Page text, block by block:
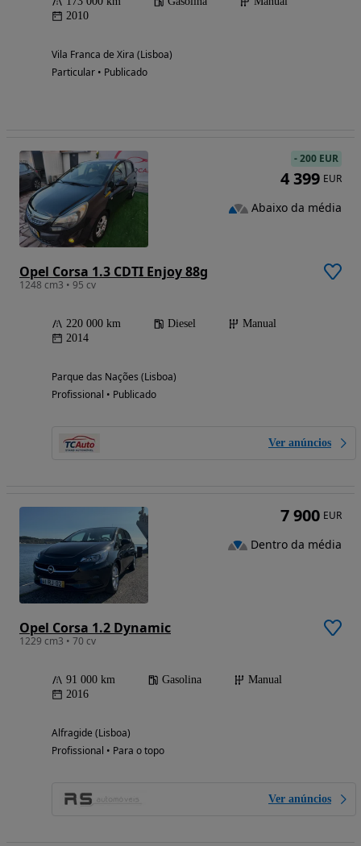
2010
Vila Franca de Xira (Lisboa)
Particular • Publicado
Opel Corsa 1.3 CDTI Enjoy 88g
1248 cm3 • 95 cv
220 000 km Diesel
Manual
2014
Parque das Nações (Lisboa)
Profissional • Publicado
Ver anúncios
-200 EUR
4 399 EUR
Abaixo da média
Opel Corsa 1.2 Dynamic
1229 cm3 • 70 cv
91 000 km Gasolina
Manual
2016
Alfragide (Lisboa)
Profissional • Para o topo
Ver anúncios
7 900 EUR
Dentro da média